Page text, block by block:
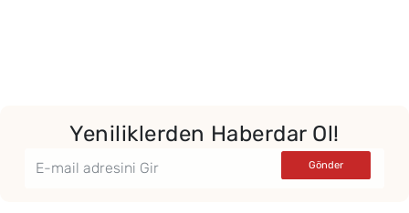
Yeniliklerden Haberdar Ol!